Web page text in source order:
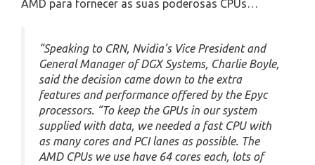
AMD para fornecer as suas poderosas CPUs…
“Speaking to CRN, Nvidia’s Vice President and
General Manager of DGX Systems, Charlie Boyle,
said the decision came down to the extra
features and performance offered by the Epyc
processors. “To keep the GPUs in our system
supplied with data, we needed a fast CPU with
as many cores and PCI lanes as possible. The
AMD CPUs we use have 64 cores each, lots of